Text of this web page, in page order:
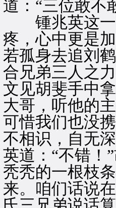
道：“三位敢不
锺兆英这一
疼，心中更是
若孤身去追刘
合兄弟三人之
文见胡斐手中
大哥，听他的
可惜我们也没
不相识，自无
英道：“不错！
秃秃的一根枝
来。咱们话说